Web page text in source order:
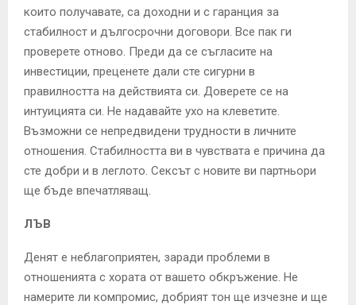
които получавате, са доходни и с гаранция за
стабилност и дългосрочни договори. Все пак ги
проверете отново. Преди да се съгласите на
инвестиции, преценете дали сте сигурни в
правилността на действията си. Доверете се на
интуицията си. Не надавайте ухо на клеветите.
Възможни се непредвидени трудности в личните
отношения. Стабилността ви в чувствата е причина да
сте добри и в леглото. Сексът с новите ви партньори
ще бъде впечатляващ.
ЛЪВ
Денят е неблагоприятен, заради проблеми в
отношенията с хората от вашето обкръжение. Не
намерите ли компромис, добрият тон ще изчезне и ще